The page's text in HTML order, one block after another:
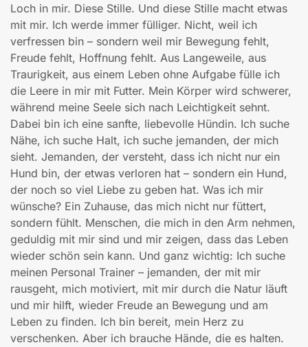
Loch in mir. Diese Stille. Und diese Stille macht etwas
mit mir. Ich werde immer fülliger. Nicht, weil ich
verfressen bin – sondern weil mir Bewegung fehlt,
Freude fehlt, Hoffnung fehlt. Aus Langeweile, aus
Traurigkeit, aus einem Leben ohne Aufgabe fülle ich
die Leere in mir mit Futter. Mein Körper wird schwerer,
während meine Seele sich nach Leichtigkeit sehnt.
Dabei bin ich eine sanfte, liebevolle Hündin. Ich suche
Nähe, ich suche Halt, ich suche jemanden, der mich
sieht. Jemanden, der versteht, dass ich nicht nur ein
Hund bin, der etwas verloren hat – sondern ein Hund,
der noch so viel Liebe zu geben hat. Was ich mir
wünsche? Ein Zuhause, das mich nicht nur füttert,
sondern fühlt. Menschen, die mich in den Arm nehmen,
geduldig mit mir sind und mir zeigen, dass das Leben
wieder schön sein kann. Und ganz wichtig: Ich suche
meinen Personal Trainer – jemanden, der mit mir
rausgeht, mich motiviert, mit mir durch die Natur läuft
und mir hilft, wieder Freude an Bewegung und am
Leben zu finden. Ich bin bereit, mein Herz zu
verschenken. Aber ich brauche Hände, die es halten.